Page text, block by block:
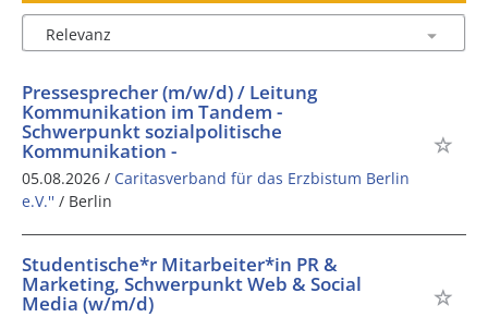
Pressesprecher (m/w/d) / Leitung
Kommunikation im Tandem -
Schwerpunkt sozialpolitische
Kommunikation -
05.08.2026 / Caritasverband für das Erzbistum Berlin
e.V.'' / Berlin
Studentische*r Mitarbeiter*in PR &
Marketing, Schwerpunkt Web & Social
Media (w/m/d)